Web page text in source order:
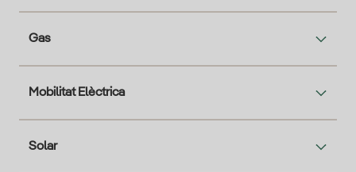
Gas
Mobilitat Elèctrica
Solar